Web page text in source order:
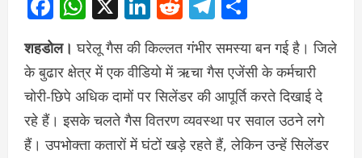
शहडोल। घरेलू गैस की किल्लत गंभीर समस्या बन गई है। जिले
के बुढार क्षेत्र में एक वीडियो में ऋचा गैस एजेंसी के कर्मचारी
चोरी-छिपे अधिक दामों पर सिलेंडर की आपूर्ति करते दिखाई दे
रहे हैं। इसके चलते गैस वितरण व्यवस्था पर सवाल उठने लगे
हैं। उपभोक्ता कतारों में घंटों खड़े रहते हैं, लेकिन उन्हें सिलेंडर